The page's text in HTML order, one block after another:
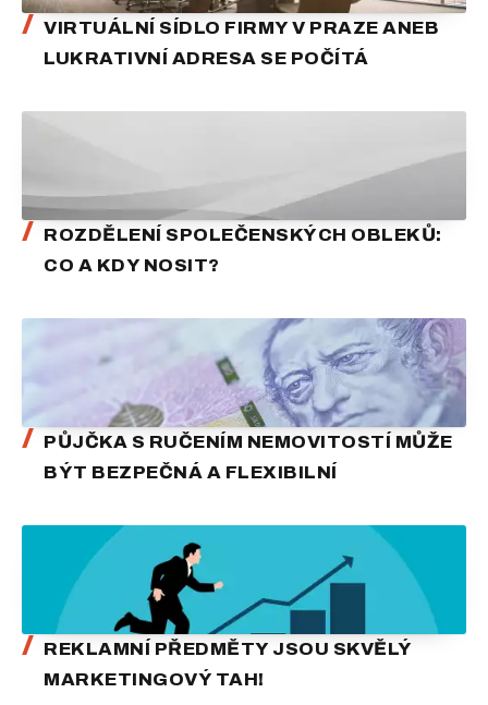
VIRTUÁLNÍ SÍDLO FIRMY V PRAZE ANEB
LUKRATIVNÍ ADRESA SE POČÍTÁ
ROZDĚLENÍ SPOLEČENSKÝCH OBLEKŮ:
CO A KDY NOSIT?
PŮJČKA S RUČENÍM NEMOVITOSTÍ MŮŽE
BÝT BEZPEČNÁ A FLEXIBILNÍ
REKLAMNÍ PŘEDMĚTY JSOU SKVĚLÝ
MARKETINGOVÝ TAH!